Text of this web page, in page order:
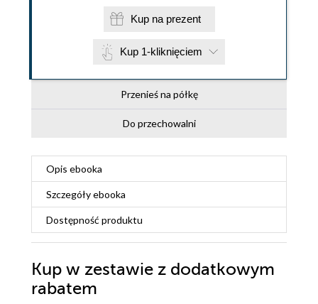
Kup na prezent
Kup 1-kliknięciem
Przenieś na półkę
Do przechowalni
Opis ebooka
Szczegółyebooka
Dostępność produktu
Kup w zestawie z dodatkowym
rabatem